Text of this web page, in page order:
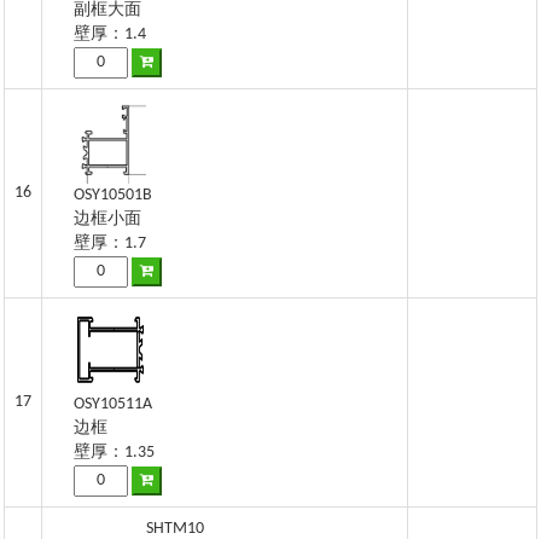
副框大面
壁厚：1.4
16
OSY10501B
边框小面
壁厚：1.7
17
OSY10511A
边框
壁厚：1.35
SHTM10